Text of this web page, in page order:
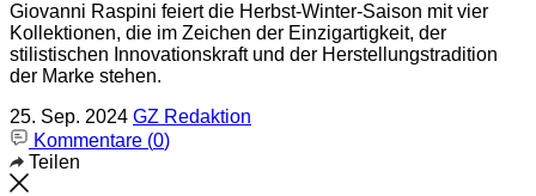
Giovanni Raspini feiert die Herbst-Winter-Saison mit vier
Kollektionen, die im Zeichen der Einzigartigkeit, der
stilistischen Innovationskraft und der Herstellungstradition
der Marke stehen.
25. Sep. 2024 GZ Redaktion
Kommentare (0)
Teilen